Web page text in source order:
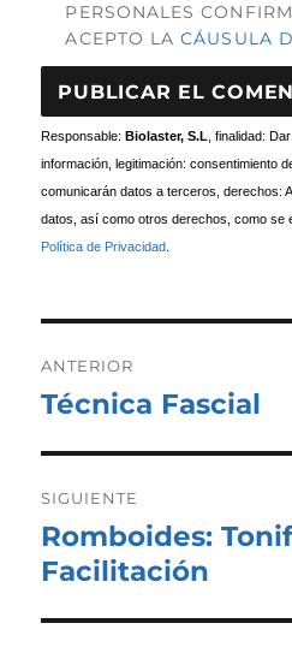
PERSONALES
ACEPTO LACÁUSULA
Responsable: Biolaster, S.L , finalidad:
información, legitimación: consentimiento
comunicarán datos a terceros, derechos:
datos, así como otros derechos, como se
Política de Privacidad
de
entradas
ANTERIOR
Entrada
Técnica Fascial
SIGUIENTE
Entrada
siguiente:
Romboides:
Facilitación